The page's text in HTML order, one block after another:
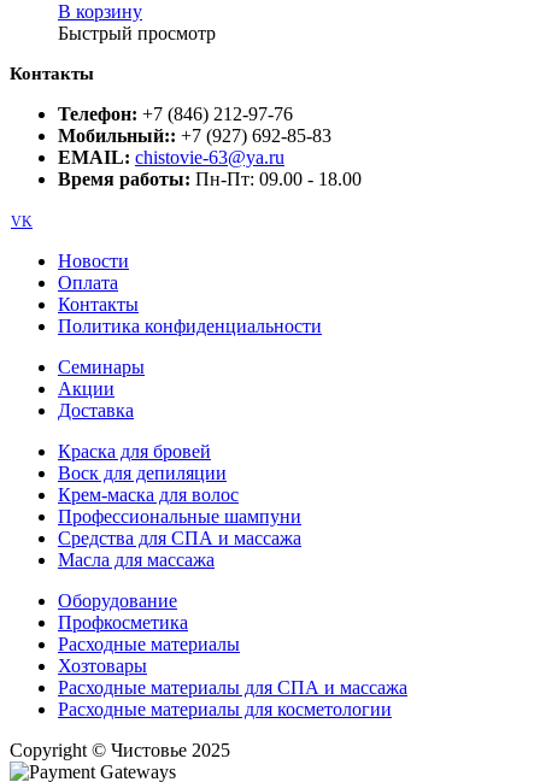
В корзину
Быстрый просмотр
Контакты
Телефон: +7 (846) 212-97-76
Мобильный:: +7 (927) 692-85-83
EMAIL: chistovie-63@ya.ru
Время работы: Пн-Пт: 09.00 - 18.00
VK
Новости
Оплата
Контакты
Политика конфиденциальности
Семинары
Акции
Доставка
Краска для бровей
Воск для депиляции
Крем-маска для волос
Профессиональные шампуни
Средства для СПА и массажа
Масла для массажа
Оборудование
Профкосметика
Расходные материалы
Хозтовары
Расходные материалы для СПА и массажа
Расходные материалы для косметологии
Copyright © Чистовье 2025